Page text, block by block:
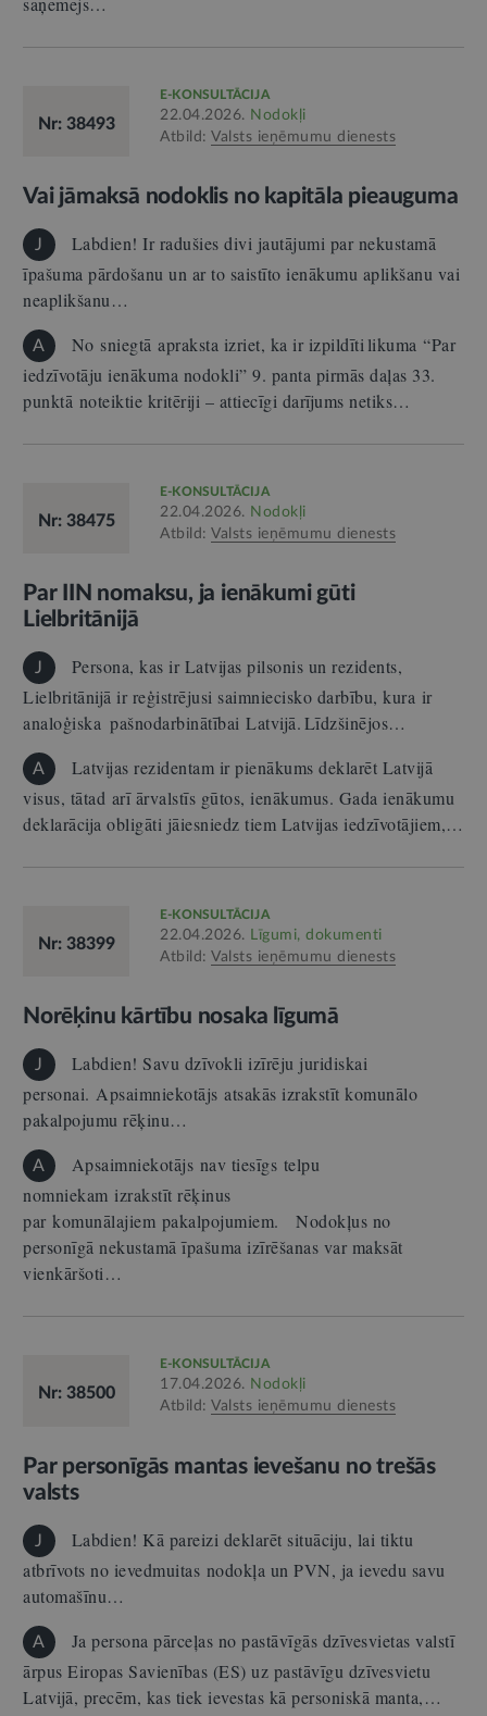
Nr: 38493
E-KONSULTĀCIJA
22.04.2026. Nodokļi
Atbild: Valsts ieņēmumu dienests
Vai jāmaksā nodoklis no kapitāla pieauguma
J
Labdien! Ir radušies divi jautājumi par nekustamā
īpašuma pārdošanu un ar to saistīto ienākumu aplikšanu vai
neaplikšanu…
A
No sniegtā apraksta izriet, ka ir izpildīti likuma “Par
iedzīvotāju ienākuma nodokli” 9. panta pirmās daļas 33.
punktā noteiktie kritēriji – attiecīgi darījums netiks…
Nr: 38475
E-KONSULTĀCIJA
22.04.2026. Nodokļi
Atbild: Valsts ieņēmumu dienests
Par IIN nomaksu, ja ienākumi gūti
Lielbritānijā
J
Persona, kas ir Latvijas pilsonis un rezidents,
Lielbritānijā ir reģistrējusi saimniecisko darbību, kura ir
analoģiska pašnodarbinātībai Latvijā. Līdzšinējos…
A
Latvijas rezidentam ir pienākums deklarēt Latvijā
visus, tātad arī ārvalstīs gūtos, ienākumus. Gada ienākumu
deklarācija obligāti jāiesniedz tiem Latvijas iedzīvotājiem,…
Nr: 38399
E-KONSULTĀCIJA
22.04.2026. Līgumi, dokumenti
Atbild: Valsts ieņēmumu dienests
Norēķinu kārtību nosaka līgumā
J
Labdien! Savu dzīvokli izīrēju juridiskai
personai. Apsaimniekotājs atsakās izrakstīt komunālo
pakalpojumu rēķinu…
A
Apsaimniekotājs nav tiesīgs telpu
nomniekam izrakstīt rēķinus
par komunālajiem pakalpojumiem. Nodokļus no
personīgā nekustamā īpašuma izīrēšanas var maksāt
vienkāršoti…
Nr: 38500
E-KONSULTĀCIJA
17.04.2026. Nodokļi
Atbild: Valsts ieņēmumu dienests
Par personīgās mantas ievešanu no trešās
valsts
J
Labdien! Kā pareizi deklarēt situāciju, lai tiktu
atbrīvots no ievedmuitas nodokļa un PVN, ja ievedu savu
automašīnu…
A
Ja persona pārceļas no pastāvīgās dzīvesvietas valstī
ārpus Eiropas Savienības (ES) uz pastāvīgu dzīvesvietu
Latvijā, precēm, kas tiek ievestas kā personiskā manta,…